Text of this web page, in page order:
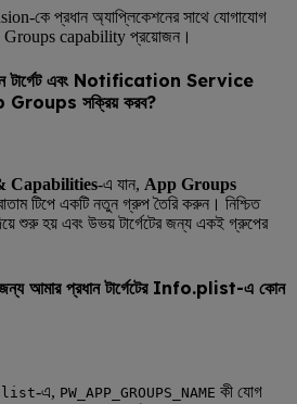
কে প্রধান অ্যাপ্লিকেশনের সাথে যোগাযোগ
Groups capability প্রয়োজন।
টার্গেট এবং Notification Service
সক্রিয় করব?
Capabilities-এ যান, App Groups
টিপে একটি নতুন গ্রুপ তৈরি করুন। নিশ্চিত
শুরু হয় এবং উভয় টার্গেটের জন্য একই গ্রুপের
আমার প্রধান টার্গেটের Info.plist-এ কোন
-এ, PW_APP_GROUPS_NAME কী যোগ